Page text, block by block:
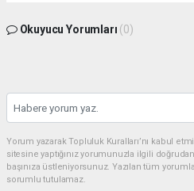
Okuyucu Yorumları (0)
Yorum yazarak Topluluk Kuralları’nı kabul
sitesine yaptığınız yorumunuzla ilgili
başınıza üstleniyorsunuz. Yazılan tüm
sorumlu tutulamaz.